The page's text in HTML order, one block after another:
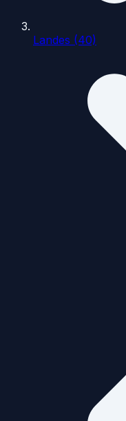
Landes (40)